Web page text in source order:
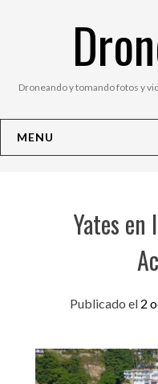
Droneando y tomando fotos y
MENU
Yates en
Publicado el 2